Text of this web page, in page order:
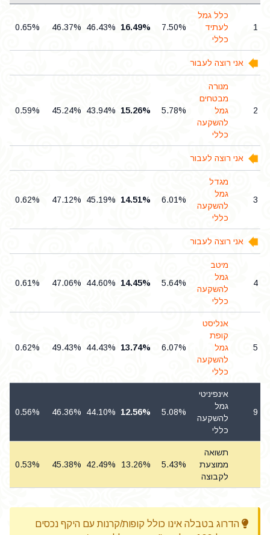
1
כלל גמל
לעתיד
כללי
7.50%
16.49%
46.43%
46.37%
0.65%
אני רוצה לעבור
2
מנורה
מבטחים
גמל
להשקעה
כללי
5.78%
15.26%
43.94%
45.24%
0.59%
אני רוצה לעבור
3
מגדל
גמל
להשקעה
כללי
6.01%
14.51%
45.19%
47.12%
0.62%
אני רוצה לעבור
4
מיטב
גמל
להשקעה
כללי
5.64%
14.45%
44.60%
47.06%
0.61%
5
אנליסט
קופת
גמל
להשקעה
כללי
6.07%
13.74%
44.43%
49.43%
0.62%
9
אינפיניטי
גמל
להשקעה
כללי
5.08%
12.56%
44.10%
46.36%
0.56%
תשואה
ממוצעת
לקבוצה
5.43%
13.26%
42.49%
45.38%
0.53%
הדרוג בטבלה אינו כולל קופות/קרנות עם היקף נכסים